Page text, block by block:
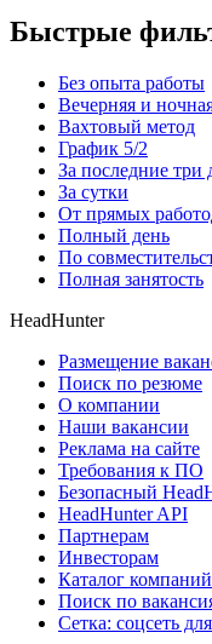
Быстрые
Без опыта работы
Вечерняя и
Вахтовый метод
График 5/2
За последние три
За сутки
От прямых
Полный день
По
Полная занятость
HeadHunter
Размещение
Поиск по резюме
О компании
Наши вакансии
Реклама на сайте
Требования к ПО
Безопасный
HeadHunter API
Партнерам
Инвесторам
Каталог компаний
Поиск по
Сетка: соцсеть